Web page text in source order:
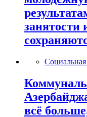
занятости
Социальная
всё